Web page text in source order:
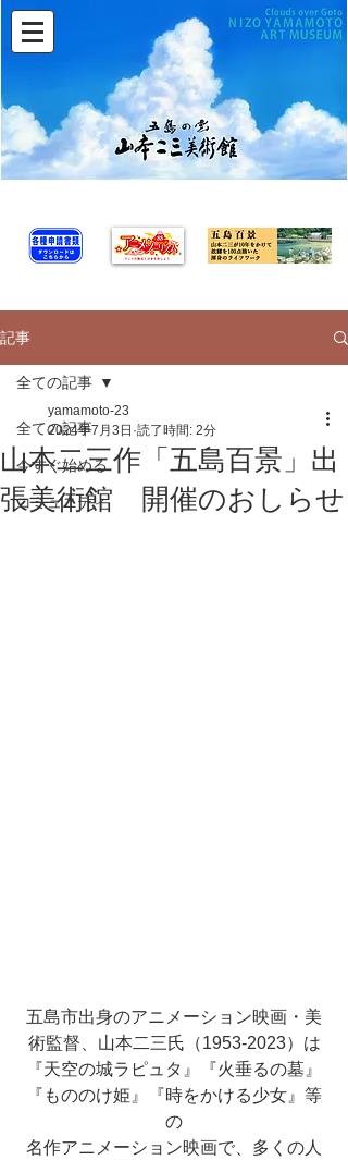
記事
全ての記事
今すぐ始める
コミュニティ
全ての記事
山本二三作「五島百景」出
張美術館 開催のおしらせ
yamamoto-23
2024年7月3日 読了時間: 2分
五島市出身のアニメーション映画・美
術監督、山本二三氏（1953-2023）は
『天空の城ラピュタ』『火垂るの墓』
『もののけ姫』『時をかける少女』等
の
名作アニメーション映画で、多くの人